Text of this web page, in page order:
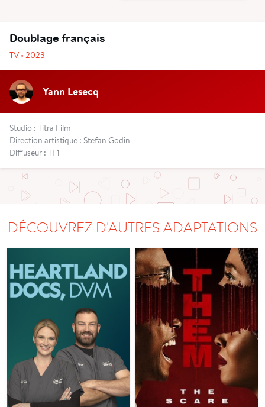
Doublage français
TV • 2023
Yann Lesecq
Studio : Titra Film
Direction artistique : Stefan Godin
Diffuseur : TF1
DÉCOUVREZ D'AUTRES ADAPTATIONS